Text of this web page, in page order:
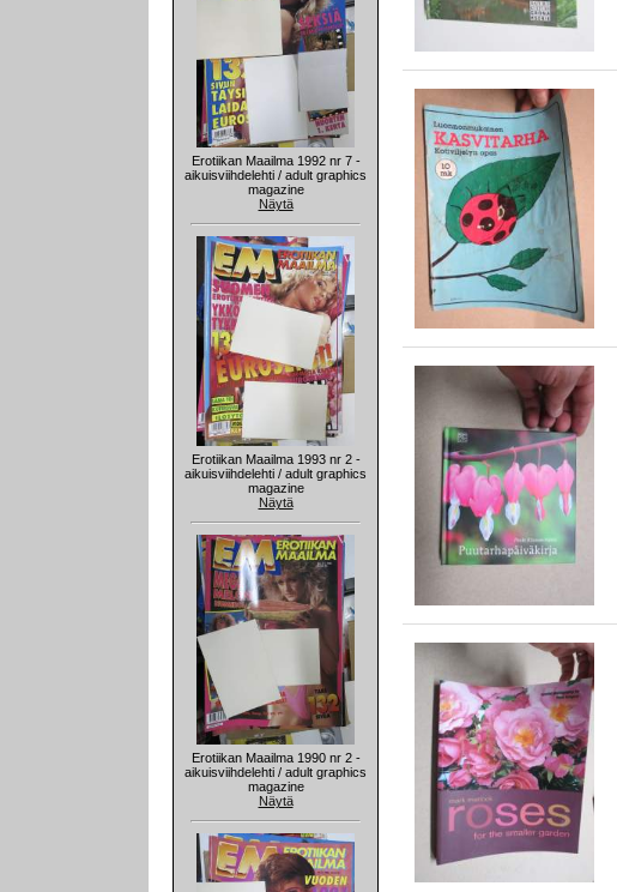
Erotiikan Maailma 1992 nr 7 -
aikuisviihdelehti / adult graphics
magazine
Näytä
Erotiikan Maailma 1993 nr 2 -
aikuisviihdelehti / adult graphics
magazine
Näytä
Erotiikan Maailma 1990 nr 2 -
aikuisviihdelehti / adult graphics
magazine
Näytä